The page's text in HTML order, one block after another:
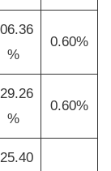
%
0.60%
%
0.60%